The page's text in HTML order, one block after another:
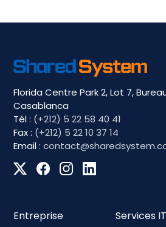
Florida Centre Park 2, Lot 7,
Casablanca
Tél : (+212) 5 22 58 40 41
Fax : (+212) 5 22 10 37 14
Email :
Entreprise
Services IT